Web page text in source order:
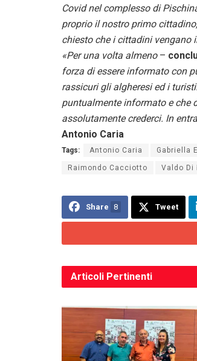
Covid nel complesso di
proprio il nostro primo
chiesto che i cittadini vengano
«Per una volta almeno–
forza di essere informato con
rassicuri gli algheresi ed i
puntualmente informato e che
assolutamente crederci. In
Antonio Caria
Tags: Antonio Caria Gabriella
Raimondo Cacciotto Valdo Di
Share 8 Tweet
Articoli Pertinenti